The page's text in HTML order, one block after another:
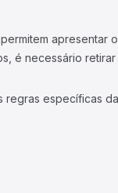
apresentar
é necessário
regras específicas